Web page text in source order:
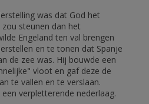
was dat God het
steunen dan het
Engeland ten val brengen
en te tonen dat Spanje
de zee was. Hij bouwde een
vloot en gaf deze de
te vallen en te verslaan.
verpletterende nederlaag.